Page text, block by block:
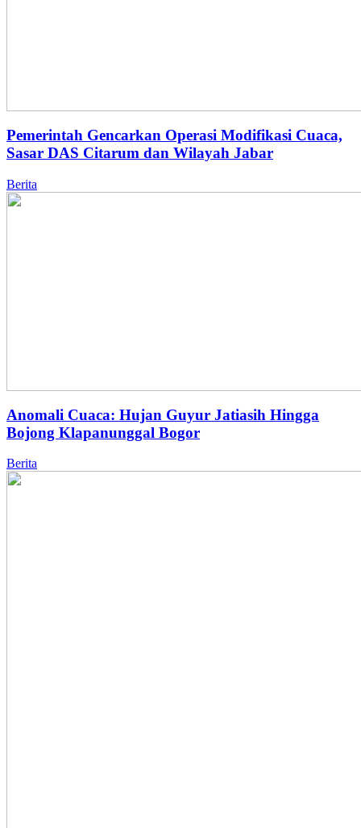
Pemerintah Gencarkan Operasi Modifikasi Cuaca,
Sasar DAS Citarum dan Wilayah Jabar
Berita
Anomali Cuaca: Hujan Guyur Jatiasih Hingga
Bojong Klapanunggal Bogor
Berita